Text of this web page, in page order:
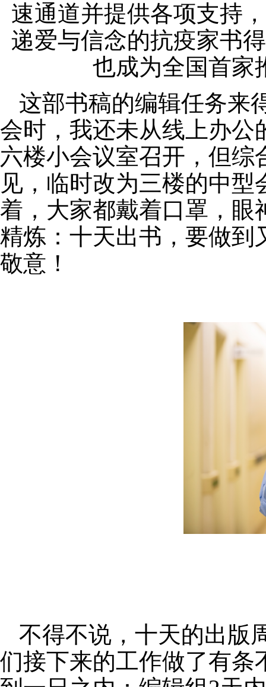
速通道并提供各项支持
递爱与信念的抗疫家书
也成为全国首家
这部书稿的编辑任务来
会时，我还未从线上办公
六楼小会议室召开，但
见，临时改为三楼的中
着，大家都戴着口罩，眼
精炼：十天出书，要做到
敬意！
不得不说，十天的出版
们接下来的工作做了有条